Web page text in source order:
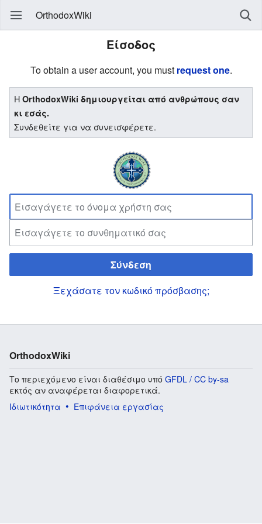
OrthodoxWiki
Είσοδος
To obtain a user account, you must request one.
ΗOrthodoxWiki δημιουργείται από ανθρώπους σαν
κι εσάς.
Συνδεθείτε για να συνεισφέρετε.
Σύνδεση
Ξεχάσατε τον κωδικό πρόσβασης;
OrthodoxWiki
Το περιεχόμενο είναι διαθέσιμο υπό GFDL / CC by-sa
εκτός αν αναφέρεται διαφορετικά.
Ιδιωτικότητα
Επιφάνεια εργασίας